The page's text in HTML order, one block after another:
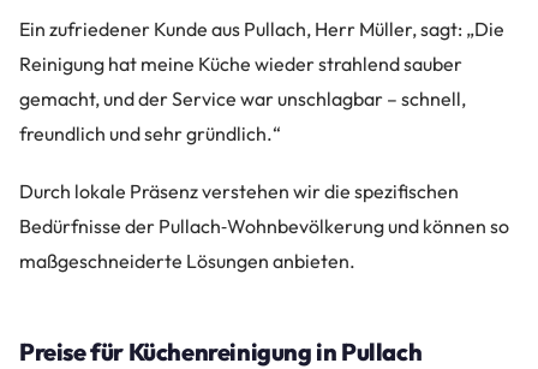
Ein zufriedener Kunde aus Pullach, Herr Müller, sagt: „Die
Reinigung hat meine Küche wieder strahlend sauber
gemacht, und der Service war unschlagbar – schnell,
freundlich und sehr gründlich.“
Durch lokale Präsenz verstehen wir die spezifischen
Bedürfnisse der Pullach‑Wohnbevölkerung und können so
maßgeschneiderte Lösungen anbieten.
Preise für Küchenreinigung in Pullach